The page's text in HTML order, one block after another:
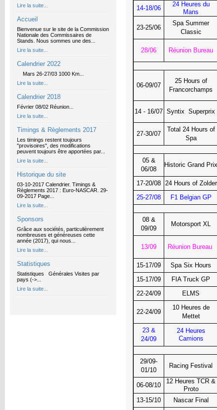
Lire la suite...
Accueil
Bienvenue sur le site de la Commission
Nationale des Commissaires de
Stands. Nous sommes une des...
Lire la suite...
Calendrier 2022
Mars 26-27/03 1000 Km...
Lire la suite...
Calendrier 2018
Février 08/02 Réunion...
Lire la suite...
Timings & Règlements 2017
Les timings restent toujours
"provisoires", des modifications
peuvent toujours être apportées par...
Lire la suite...
Historique du site
03-10-2017 Calendrier. Timings &
Règlements 2017 : Euro-NASCAR. 29-
09-2017 Page...
Lire la suite...
Sponsors
Grâce aux sociétés, particulièrement
nombreuses et généreuses cette
année (2017), qui nous...
Lire la suite...
Statistiques
Statistiques Générales Visites par
pays (->...
Lire la suite...
14-18/06
24 Heures du
Mans
23-25/06
Spa Summer
Classic
28/06 Réunion Bureau
06-09/07
25 Hours of
Francorchamps
14 - 16/07 Syntix Superprix
27-30/07
Total 24 Hours of
Spa
05 &
06/08
Historic Grand Prix
17-20/08 24 Hours of Zolder
25-27/08
F1 Belgian GP
08 &
09/09
Motorsport XL
13/09 Réunion Bureau
15-17/09
Spa Six Hours
15-17/09
FIA Truck GP
22-24/09
ELMS
22-24/09
10 Heures de
Mettet
23 &
24/09
24 Heures
Camions
29/09-
01/10
Racing Festival
06-08/10
12 Heures TCR &
Proto
13-15/10
Nascar Final